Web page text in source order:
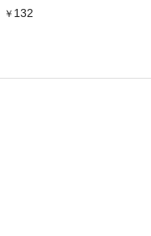
132